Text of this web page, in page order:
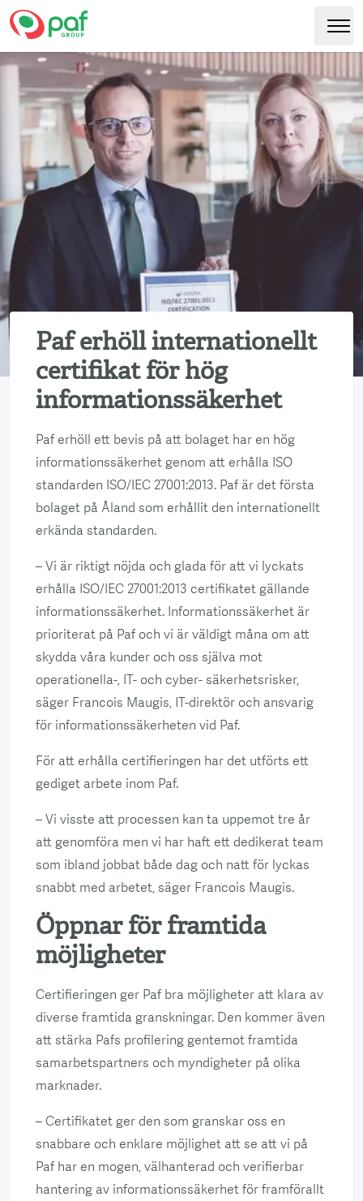
Hoppa
till
huvudinnehåll
Paf
Paf erhöll internationellt
certifikat för hög
informationssäkerhet
Paf erhöll ett bevis på att bolaget har en hög
informationssäkerhet genom att erhålla ISO
standarden ISO/IEC 27001:2013. Paf är det första
bolaget på Åland som erhållit den internationellt
erkända standarden.
– Vi är riktigt nöjda och glada för att vi lyckats
erhålla ISO/IEC 27001:2013 certifikatet gällande
informationssäkerhet. Informationssäkerhet är
prioriterat på Paf och vi är väldigt måna om att
skydda våra kunder och oss själva mot
operationella-, IT- och cyber- säkerhetsrisker,
säger Francois Maugis, IT-direktör och ansvarig
för informationssäkerheten vid Paf.
För att erhålla certifieringen har det utförts ett
gediget arbete inom Paf.
– Vi visste att processen kan ta uppemot tre år
att genomföra men vi har haft ett dedikerat team
som ibland jobbat både dag och natt för lyckas
snabbt med arbetet, säger Francois Maugis.
Öppnar för framtida
möjligheter
Certifieringen ger Paf bra möjligheter att klara av
diverse framtida granskningar. Den kommer även
att stärka Pafs profilering gentemot framtida
samarbetspartners och myndigheter på olika
marknader.
– Certifikatet ger den som granskar oss en
snabbare och enklare möjlighet att se att vi på
Paf har en mogen, välhanterad och verifierbar
hantering av informationssäkerhet för framförallt